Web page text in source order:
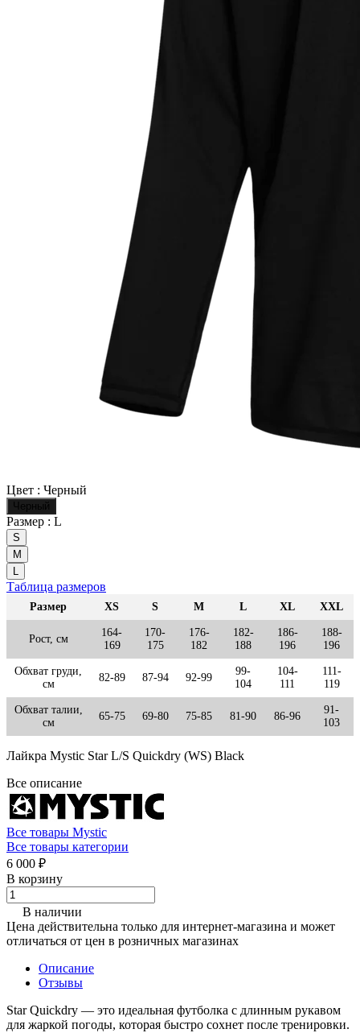
Цвет : Черный
Черный
Размер : L
S
M
Таблица размеров
Размер XS S M L XL XXL
Рост, см
164-
169
170-
175
176-
182
182-
188
186-
196
188-
196
Обхват груди,
см
82-89 87-94 92-99
99-
104
104-
111
111-
119
Обхват талии,
см
65-75 69-80 75-85 81-90 86-96
91-
103
Лайкра Mystic Star L/S Quickdry (WS) Black
Все описание
Все товары Mystic
Все товары категории
6 000 ₽
В корзину
В наличии
Цена действительна только для интернет-магазина и может
отличаться от цен в розничных магазинах
Описание
Отзывы
Star Quickdry — это идеальная футболка с длинным рукавом
для жаркой погоды, которая быстро сохнет после тренировки.